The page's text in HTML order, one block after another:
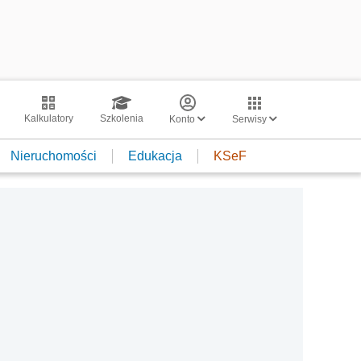
Kalkulatory Szkolenia Konto Serwisy
Nieruchomości Edukacja KSeF